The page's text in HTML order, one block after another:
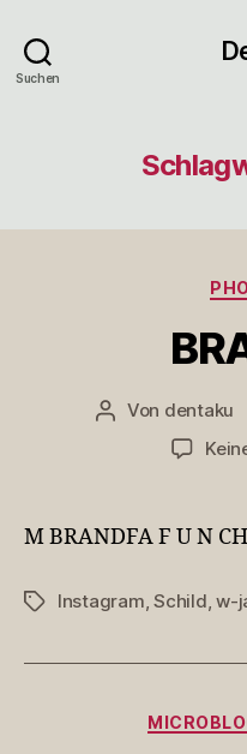
Suchen
Beitragsautor
Von dentaku
M BRANDFA F U N
Schlagwörter
Instagram ,Schild ,w-